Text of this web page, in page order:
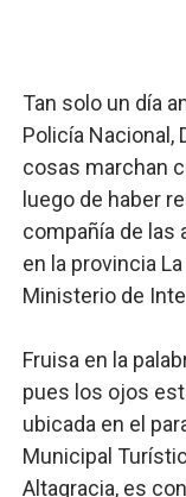
Tan solo un día
Policía Nacional,
cosas marchan
luego de haber
compañía de las
en la provincia
Ministerio de
Fruisa en la
pues los ojos
ubicada en el
Municipal
Altagracia, es